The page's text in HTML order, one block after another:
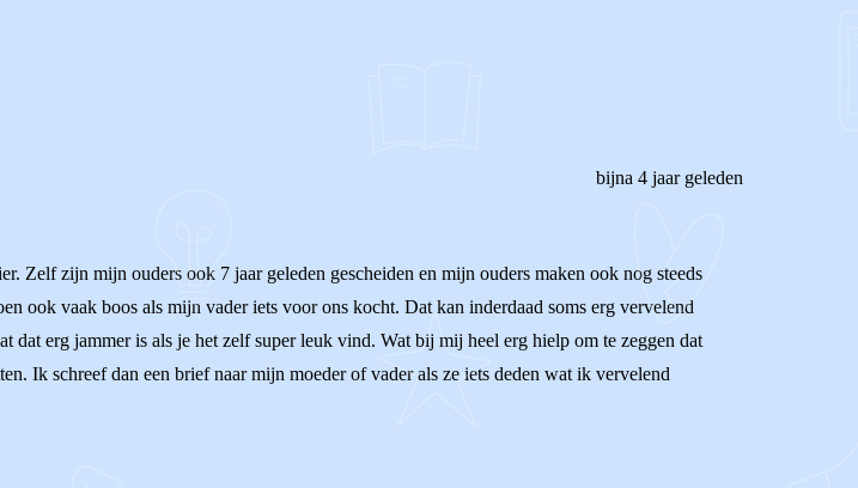
bijna 4 jaar geleden
Zelf zijn mijn ouders ook 7 jaar geleden gescheiden en mijn ouders maken ook nog steeds
ook vaak boos als mijn vader iets voor ons kocht. Dat kan inderdaad soms erg vervelend
erg jammer is als je het zelf super leuk vind. Wat bij mij heel erg hielp om te zeggen dat
Ik schreef dan een brief naar mijn moeder of vader als ze iets deden wat ik vervelend